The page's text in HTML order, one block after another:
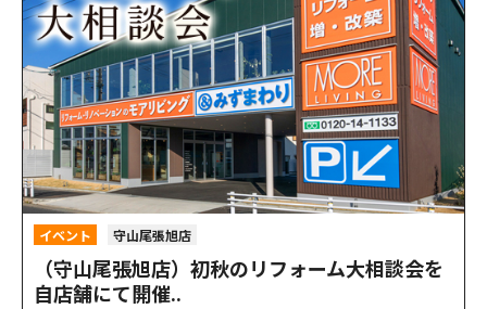
イベント 守山尾張旭店
（守山尾張旭店）初秋のリフォーム大相談会を
自店舗にて開催..